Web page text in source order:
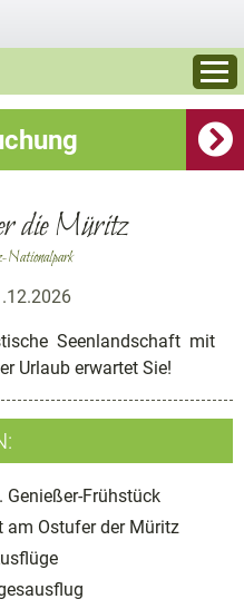
die Müritz
Nationalpark
Seenlandschaft mit
Urlaub erwartet Sie!
Genießer-Frühstück
am Ostufer der Müritz